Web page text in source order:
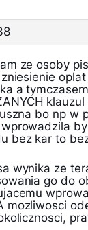
ze osoby
a
bo np w
bez kar to
wynika ze
go do
mozliwosci